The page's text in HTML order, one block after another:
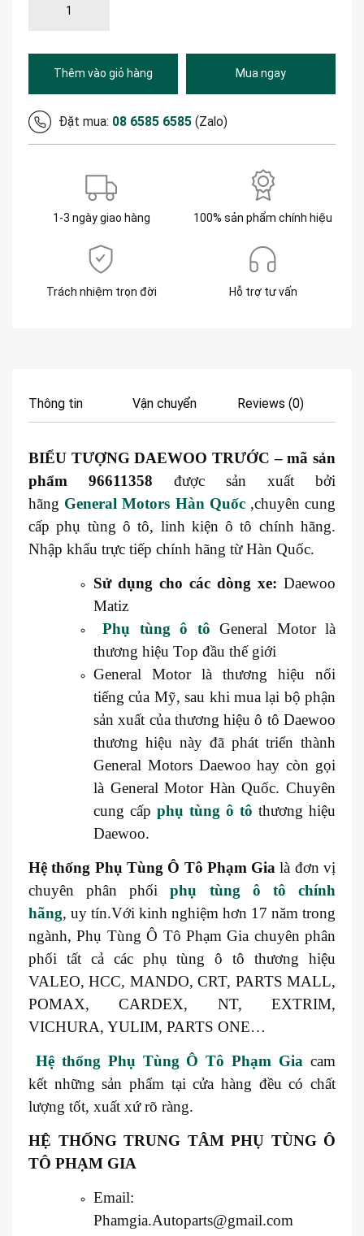
Thêm vào giỏ hàng Mua ngay
Đặt mua: 08 6585 6585 (Zalo)
1-3 ngày giao hàng 100% sản phẩm chính hiệu
Trách nhiệm trọn đời Hỗ trợ tư vấn
Thông tin Vận chuyển Reviews (0)
BIỂU TƯỢNG DAEWOO TRƯỚC – mã sản
phẩm 96611358 được sản xuất bởi
hãng General Motors Hàn Quốc,chuyên cung
cấp phụ tùng ô tô, linh kiện ô tô chính hãng.
Nhập khẩu trực tiếp chính hãng từ Hàn Quốc.
Sử dụng cho các dòng xe: Daewoo
Matiz
Phụ tùng ô tô General Motor là
thương hiệu Top đầu thế giới
General Motor là thương hiệu nổi
tiếng của Mỹ, sau khi mua lại bộ phận
sản xuất của thương hiệu ô tô Daewoo
thương hiệu này đã phát triển thành
General Motors Daewoo hay còn gọi
là General Motor Hàn Quốc. Chuyên
cung cấp phụ tùng ô tô thương hiệu
Daewoo.
Hệ thống Phụ Tùng Ô Tô Phạm Gia là đơn vị
chuyên phân phốiphụ tùng ô tô chính
hãng, uy tín.Với kinh nghiệm hơn 17 năm trong
ngành, Phụ Tùng Ô Tô Phạm Gia chuyên phân
phối tất cả các phụ tùng ô tô thương hiệu
VALEO, HCC, MANDO, CRT, PARTS MALL,
POMAX, CARDEX, NT, EXTRIM,
VICHURA, YULIM, PARTS ONE…
Hệ thống Phụ Tùng Ô Tô Phạm Giacam
kết những sản phẩm tại cửa hàng đều có chất
lượng tốt, xuất xứ rõ ràng.
HỆ THỐNG TRUNG TÂM PHỤ TÙNG Ô
TÔ PHẠM GIA
Email:
Phamgia.Autoparts@gmail.com